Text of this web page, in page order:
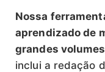
Nossa
aprendizado de
grandes
inclui a redação